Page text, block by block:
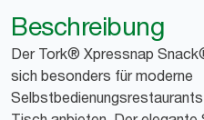
Beschreibung
Der Tork® Xpressnap
sich besonders für moderne